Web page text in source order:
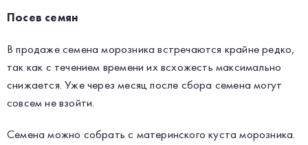
Посев семян
В продаже семена морозника встречаются крайне редко,
так как с течением времени их всхожесть максимально
снижается. Уже через месяц после сбора семена могут
совсем не взойти.
Семена можно собрать с материнского куста морозника.